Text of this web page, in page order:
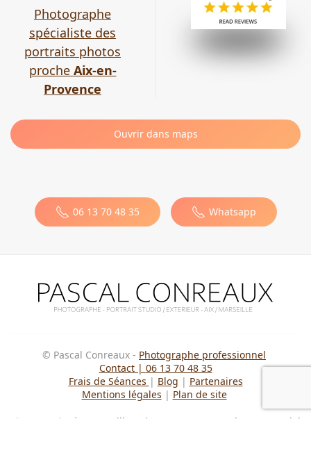
Photographe
spécialiste des
portraits photos
proche Aix-en-
Provence
Ouvrir dans maps
Cadolive
06 13 70 48 35 Whatsapp
© Pascal Conreaux - Photographe professionnel
Contact | 06 13 70 48 35
Frais de Séances | Blog | Partenaires
Mentions légales | Plan de site
Photographe à : Marseille Aix-en-Provence Aubagne
Auriol